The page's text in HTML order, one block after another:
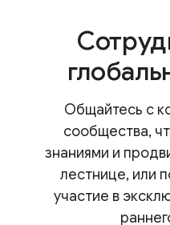
Общайтесь с
сообщества,
знаниями и
лестнице, или
участие в